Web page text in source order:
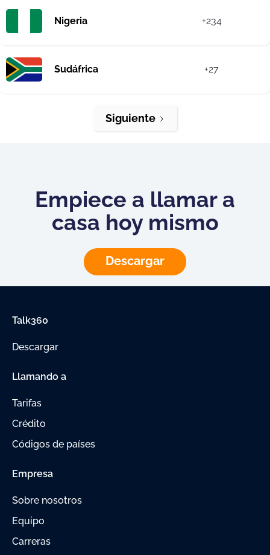
Nigeria +234
Sudáfrica +27
Siguiente
Empiece a llamar a
casa hoy mismo
Descargar
Talk360
Descargar
Llamando a
Tarifas
Crédito
Códigos de países
Empresa
Sobre nosotros
Equipo
Carreras